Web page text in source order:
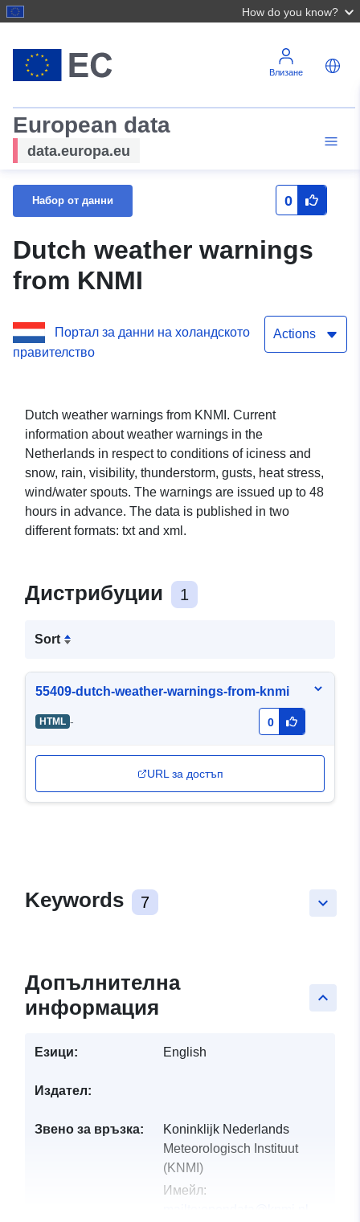
How do you know?
Влизане
European data
data.europa.eu
Набор от данни 0
Dutch weather warnings
from KNMI
Портал за данни на холандското
правителство
Actions
Dutch weather warnings from KNMI. Current
information about weather warnings in the
Netherlands in respect to conditions of iciness and
snow, rain, visibility, thunderstorm, gusts, heat stress,
wind/water spouts. The warnings are issued up to 48
hours in advance. The data is published in two
different formats: txt and xml.
Дистрибуции 1
Sort
55409-dutch-weather-warnings-from-knmi
HTML - 0
URL за достъп
keyboard_arrow_down
Keywords 7
keyboard_arrow_up
Допълнителна
информация
Езици: English
Издател:
Звено за връзка:
Koninklijk Nederlands
Meteorologisch Instituut
(KNMI)
Имейл: